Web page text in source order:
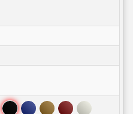
Đen Xanh Nâu Đỏ Trắng